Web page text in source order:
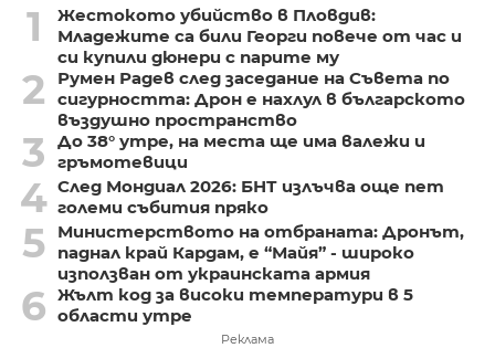
1
Жестокото убийство в Пловдив:
Младежите са били Георги повече от час и
си купили дюнери с парите му
2
Румен Радев след заседание на Съвета по
сигурността: Дрон е нахлул в българското
въздушно пространство
3
До 38° утре, на места ще има валежи и
гръмотевици
4 След Мондиал 2026: БНТ излъчва още пет
големи събития пряко
5
Министерството на отбраната: Дронът,
паднал край Кардам, е “Майя” - широко
използван от украинската армия
6 Жълт код за високи температури в 5
области утре
Реклама